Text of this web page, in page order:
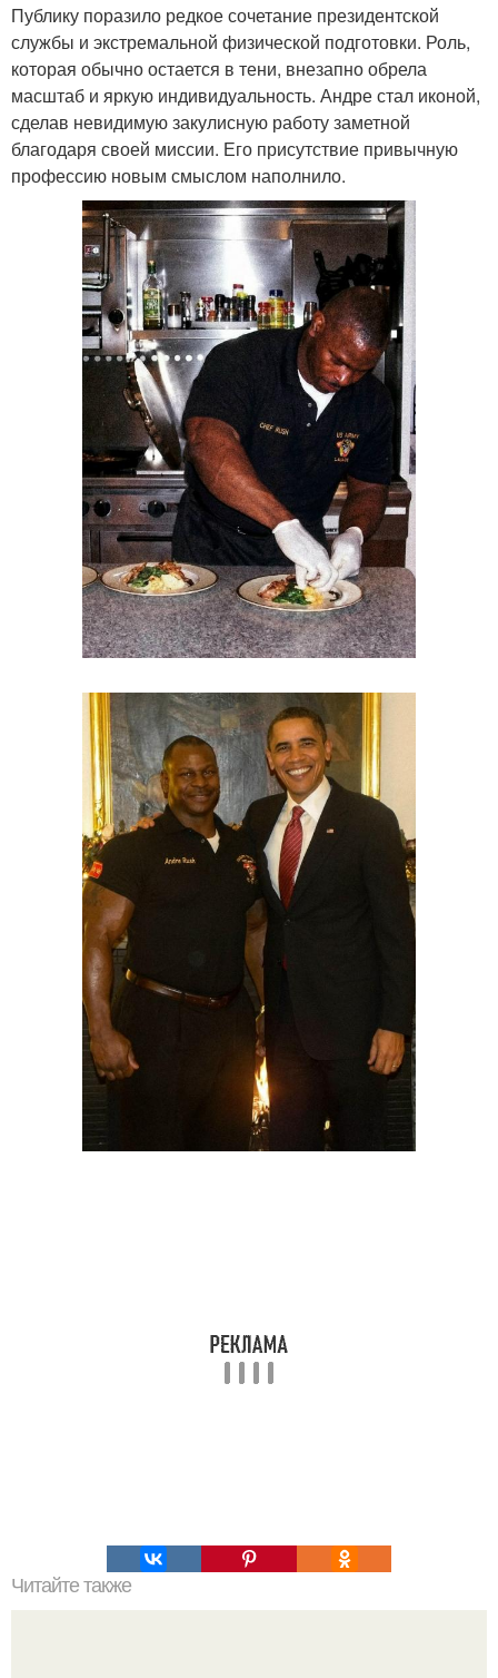
Публику поразило редкое сочетание президентской
службы и экстремальной физической подготовки. Роль,
которая обычно остается в тени, внезапно обрела
масштаб и яркую индивидуальность. Андре стал иконой,
сделав невидимую закулисную работу заметной
благодаря своей миссии. Его присутствие привычную
профессию новым смыслом наполнило.
Читайте также